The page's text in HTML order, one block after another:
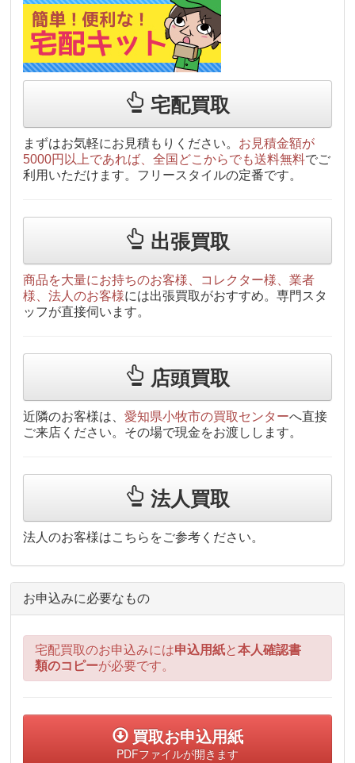
宅配買取
まずはお気軽にお見積もりください。 お見積金額が
5000円以上であれば、全国どこからでも送料無料でご
利用いただけます。フリースタイルの定番です。
出張買取
商品を大量にお持ちのお客様、コレクター様、業者
様、法人のお客様には出張買取がおすすめ。専門スタ
ッフが直接伺います。
店頭買取
近隣のお客様は、愛知県小牧市の買取センターへ直接
ご来店ください。その場で現金をお渡しします。
法人買取
法人のお客様はこちらをご参考ください。
お申込みに必要なもの
宅配買取のお申込みには申込用紙と本人確認書
類のコピーが必要です。
買取お申込用紙
PDFファイルが開きます